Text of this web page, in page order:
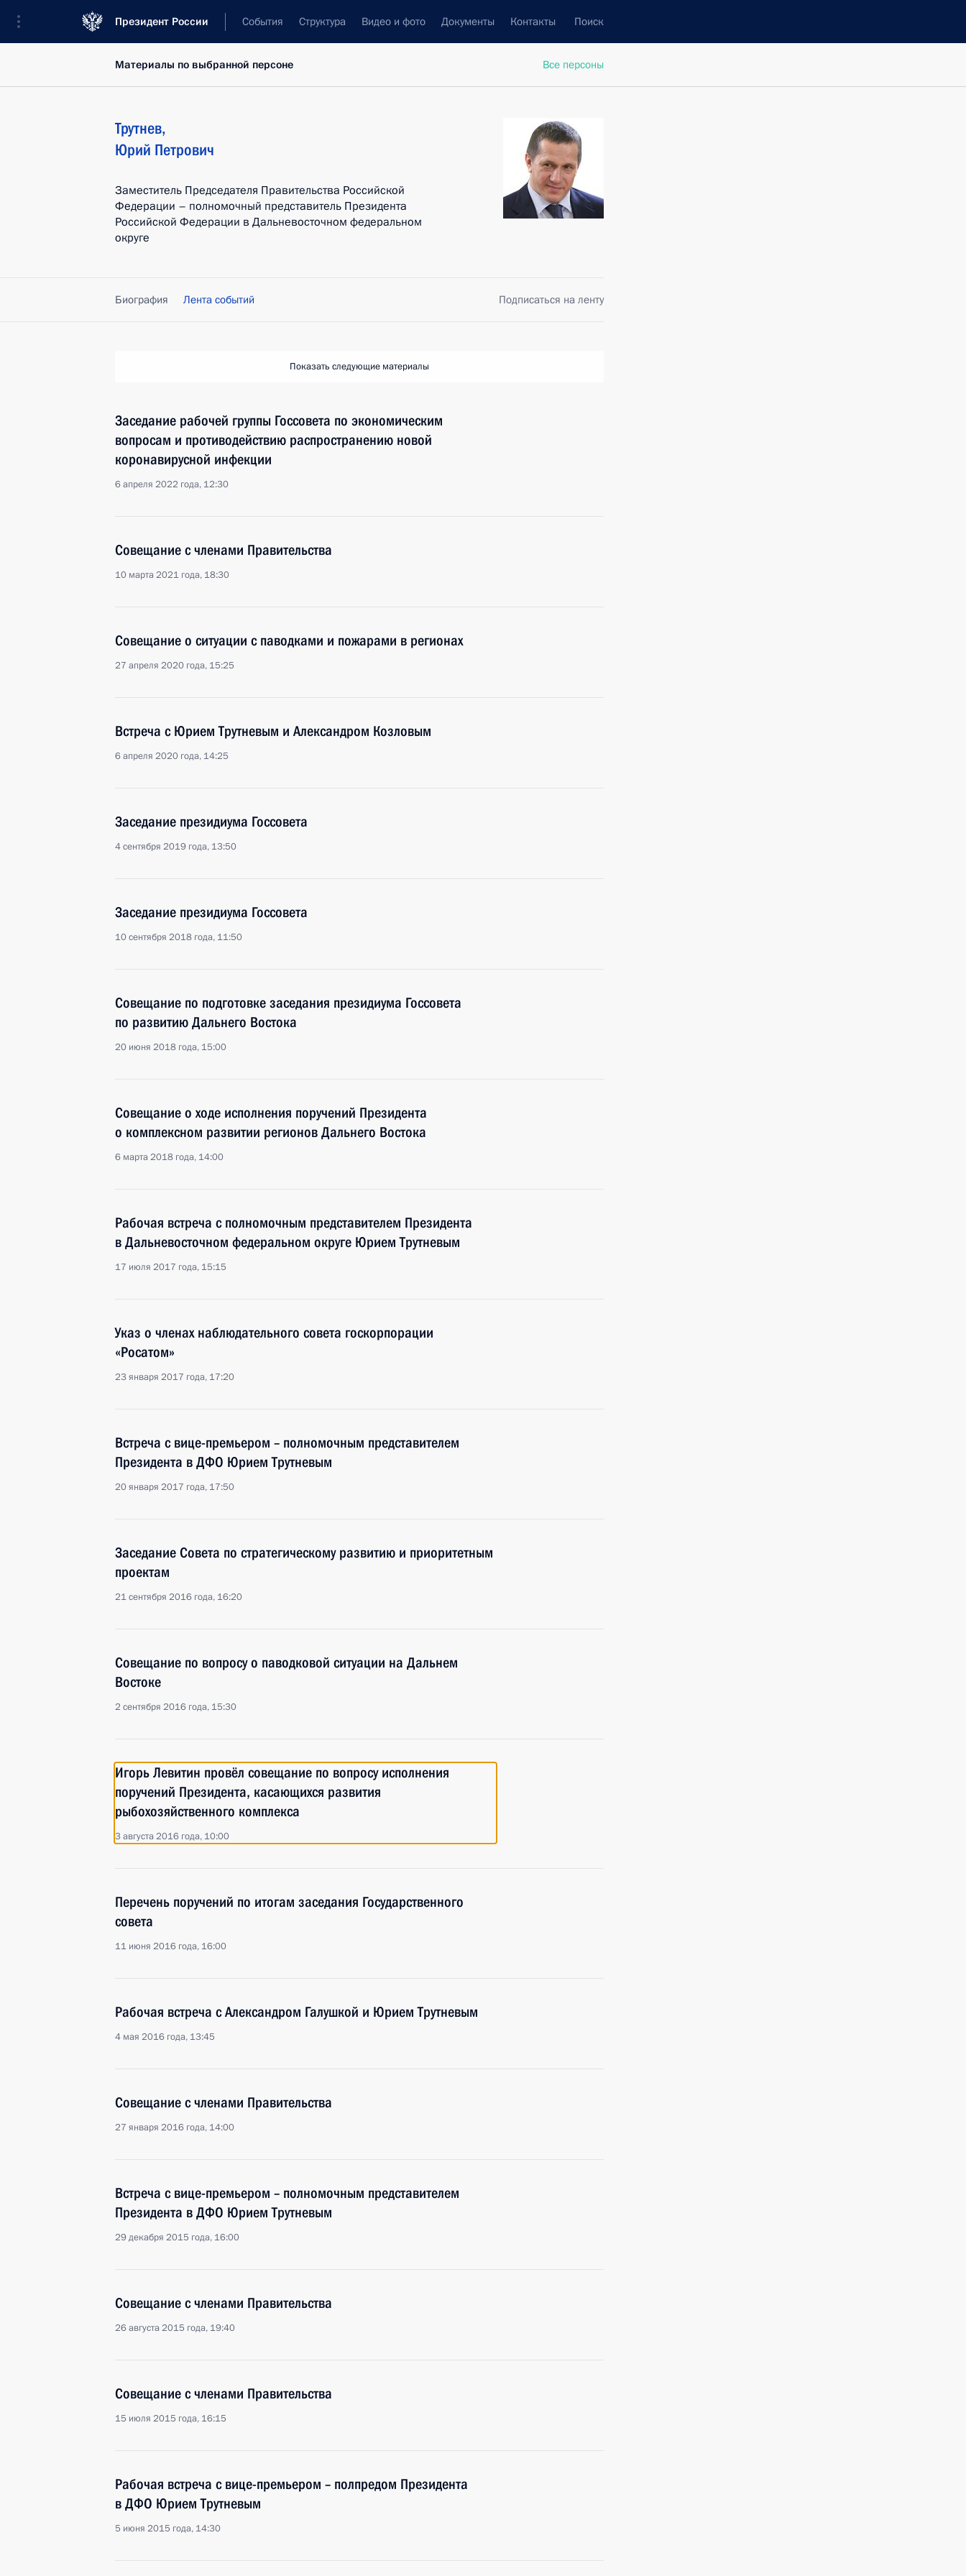
Президент России События Структура Видео и фото Документы Контакты Поиск
Все персоны
Материалы по выбранной персоне
Трутнев,
Юрий Петрович
Заместитель Председателя Правительства Российской
Федерации – полномочный представитель Президента
Российской Федерации в Дальневосточном федеральном
округе
Биография Лента событий Подписаться на ленту
Показать следующие материалы
Заседание рабочей группы Госсовета по экономическим
вопросам и противодействию распространению новой
коронавирусной инфекции
6 апреля 2022 года, 12:30
Совещание с членами Правительства
10 марта 2021 года, 18:30
Совещание о ситуации с паводками и пожарами в регионах
27 апреля 2020 года, 15:25
Встреча с Юрием Трутневым и Александром Козловым
6 апреля 2020 года, 14:25
Заседание президиума Госсовета
4 сентября 2019 года, 13:50
Заседание президиума Госсовета
10 сентября 2018 года, 11:50
Совещание по подготовке заседания президиума Госсовета
по развитию Дальнего Востока
20 июня 2018 года, 15:00
Совещание о ходе исполнения поручений Президента
о комплексном развитии регионов Дальнего Востока
6 марта 2018 года, 14:00
Рабочая встреча с полномочным представителем Президента
в Дальневосточном федеральном округе Юрием Трутневым
17 июля 2017 года, 15:15
Указ о членах наблюдательного совета госкорпорации
«Росатом»
23 января 2017 года, 17:20
Встреча с вице-премьером – полномочным представителем
Президента в ДФО Юрием Трутневым
20 января 2017 года, 17:50
Заседание Совета по стратегическому развитию и приоритетным
проектам
21 сентября 2016 года, 16:20
Совещание по вопросу о паводковой ситуации на Дальнем
Востоке
2 сентября 2016 года, 15:30
Игорь Левитин провёл совещание по вопросу исполнения
поручений Президента, касающихся развития
рыбохозяйственного комплекса
3 августа 2016 года, 10:00
Перечень поручений по итогам заседания Государственного
совета
11 июня 2016 года, 16:00
Рабочая встреча с Александром Галушкой и Юрием Трутневым
4 мая 2016 года, 13:45
Совещание с членами Правительства
27 января 2016 года, 14:00
Встреча с вице-премьером – полномочным представителем
Президента в ДФО Юрием Трутневым
29 декабря 2015 года, 16:00
Совещание с членами Правительства
26 августа 2015 года, 19:40
Совещание с членами Правительства
15 июля 2015 года, 16:15
Рабочая встреча с вице-премьером – полпредом Президента
в ДФО Юрием Трутневым
5 июня 2015 года, 14:30